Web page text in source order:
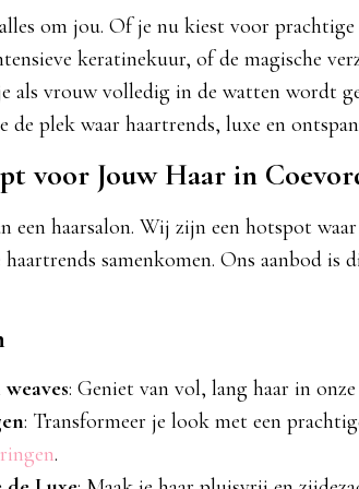
om jou. Of je nu kiest voor prachtige
keratinekuur, of de magische
als vrouw volledig in de watten wordt
de plek waar haartrends, luxe en
voor Jouw Haar in
een haarsalon. Wij zijn een hotspot
samenkomen. Ons aanbod is
: Geniet van vol, lang haar in onze
: Transformeer je look met een
.